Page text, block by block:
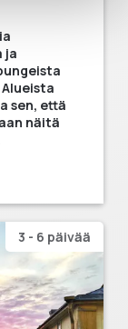
ja
sen, että
näitä
3 - 6 päivää